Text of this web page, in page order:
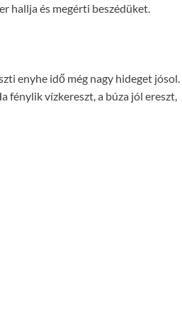
hallja és megérti beszédüket.
enyhe idő még nagy hideget jósol.
fénylik vízkereszt, a búza jól ereszt,